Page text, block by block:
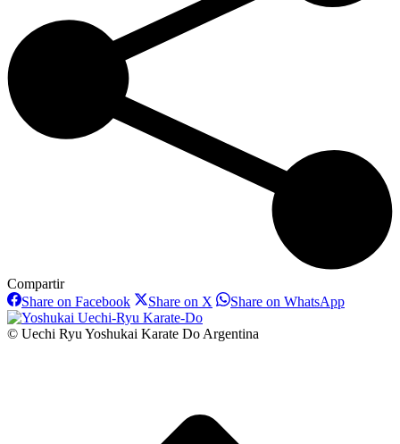
Compartir
Share on FacebookShare
on
Facebook
Share on X Share
X
Share on WhatsAppShare
© Uechi Ryu Yoshukai Karate Do Argentina